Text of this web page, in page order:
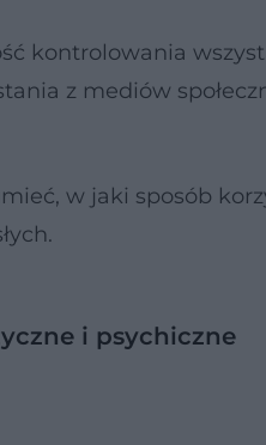
kontrolowania
z mediów
w jaki sposób
i psychiczne